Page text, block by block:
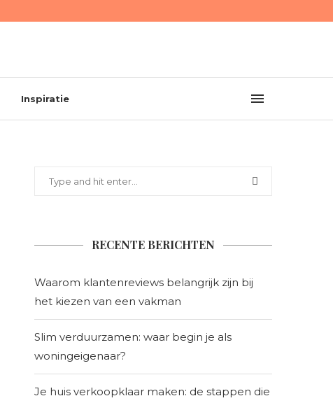
Inspiratie
RECENTE BERICHTEN
Waarom klantenreviews belangrijk zijn bij
het kiezen van een vakman
Slim verduurzamen: waar begin je als
woningeigenaar?
Je huis verkoopklaar maken: de stappen die